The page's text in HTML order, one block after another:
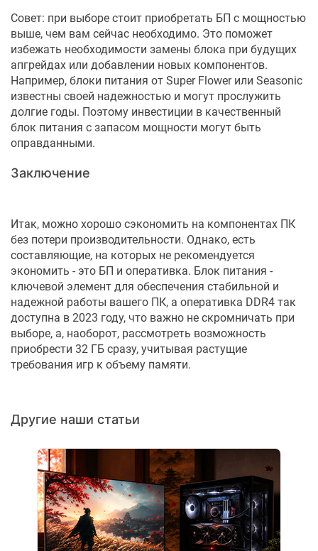
Совет: при выборе стоит приобретать БП с мощностью
выше, чем вам сейчас необходимо. Это поможет
избежать необходимости замены блока при будущих
апгрейдах или добавлении новых компонентов.
Например, блоки питания от Super Flower или Seasonic
известны своей надежностью и могут прослужить
долгие годы. Поэтому инвестиции в качественный
блок питания с запасом мощности могут быть
оправданными.
Заключение
Итак, можно хорошо сэкономить на компонентах ПК
без потери производительности. Однако, есть
составляющие, на которых не рекомендуется
экономить - это БП и оперативка. Блок питания -
ключевой элемент для обеспечения стабильной и
надежной работы вашего ПК, а оперативка DDR4 так
доступна в 2023 году, что важно не скромничать при
выборе, а, наоборот, рассмотреть возможность
приобрести 32 ГБ сразу, учитывая растущие
требования игр к объему памяти.
Другие наши статьи